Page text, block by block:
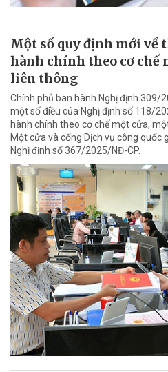
Một số quy định mới về
hành chính theo cơ chế
liên thông
Chính phủ ban hành Nghị định 309/
một số điều của Nghị định số 118/
hành chính theo cơ chế một cửa,
Một cửa và cổng Dịch vụ công quốc
Nghị định số 367/2025/NĐ-CP.